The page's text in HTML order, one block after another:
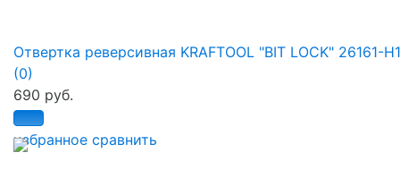
избранное сравнить
Отвертка реверсивная KRAFTOOL "BIT LOCK" 26161-
(0)
690 руб.